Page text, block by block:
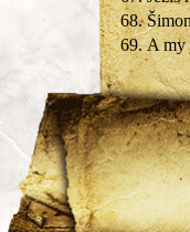
68.
69. A my